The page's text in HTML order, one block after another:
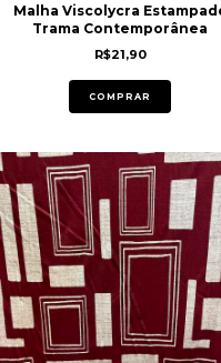
Malha Viscolycra
Trama Contemporânea
R$21,90
COMPRAR